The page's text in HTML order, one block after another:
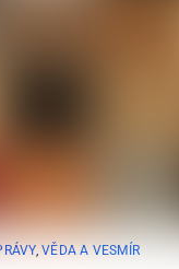
,VĚDA A VESMÍR